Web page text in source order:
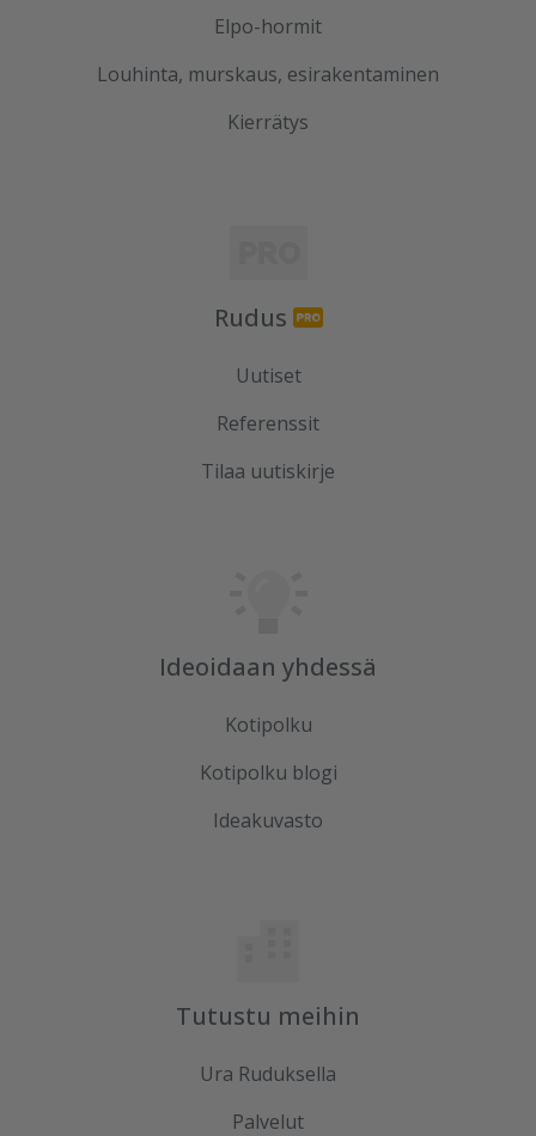
Elpo-hormit
Louhinta, murskaus, esirakentaminen
Kierrätys
Rudus
Uutiset
Referenssit
Tilaa uutiskirje
Ideoidaan yhdessä
Kotipolku
Kotipolku blogi
Ideakuvasto
Tutustu meihin
Ura Ruduksella
Palvelut